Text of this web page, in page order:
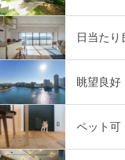
日当たり
眺望良好
ペット可